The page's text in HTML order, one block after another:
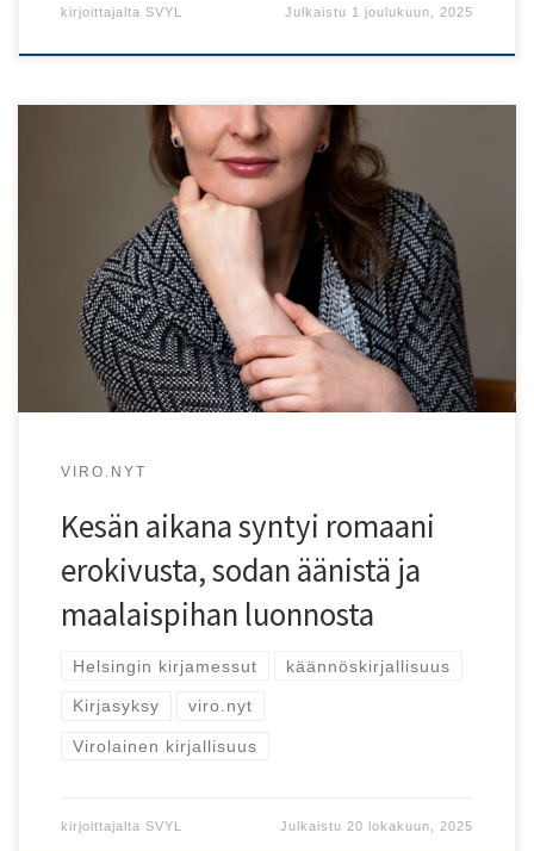
kirjoittajalta SVYL Julkaistu 1 joulukuun, 2025
Carolina Pihelgas kirjoitti Rajalija-romaaniinsa Viron
nuoren sukupolven suuret teemat ilmastonmuutoksen,
maan varautumisen sotaan sekä naisten taistelun omista
rajoistaan.
VIRO.NYT
Kesän aikana syntyi romaani
erokivusta, sodan äänistä ja
maalaispihan luonnosta
Helsingin kirjamessut käännöskirjallisuus
Kirjasyksy viro.nyt
Virolainen kirjallisuus
kirjoittajalta SVYL Julkaistu 20 lokakuun, 2025